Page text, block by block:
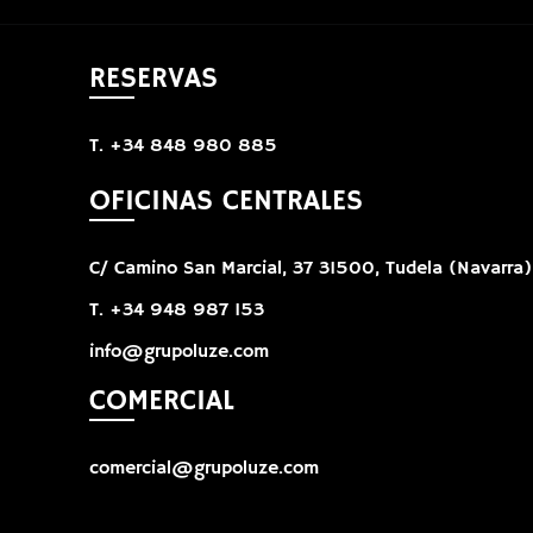
RESERVAS
T. +34 848 980 885
OFICINAS CENTRALES
C/ Camino San Marcial, 37 31500, Tudela (Navarra)
T. +34 948 987 153
info@grupoluze.com
COMERCIAL
comercial@grupoluze.com